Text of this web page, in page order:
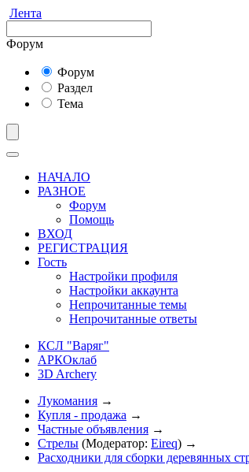
Лента
Форум
Форум
Раздел
Тема
НАЧАЛО
РАЗНОЕ
Форум
Помощь
ВХОД
РЕГИСТРАЦИЯ
Гость
Настройки профиля
Настройки аккаунта
Непрочитанные темы
Непрочитанные ответы
КСЛ "Варяг"
АРКОклаб
3D Archery
Лукомания →
Купля - продажа →
Частные объявления →
Стрелы (Модератор: Eireq) →
Расходники для сборки деревянных